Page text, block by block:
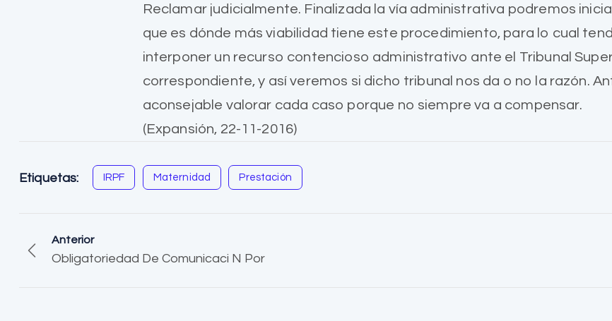
Reclamar judicialmente. Finalizada la vía administrativa podremos
que es dónde más viabilidad tiene este procedimiento, para lo cual
interponer un recurso contencioso administrativo ante el Tribunal
correspondiente, y así veremos si dicho tribunal nos da o no la razón.
aconsejable valorar cada caso porque no siempre va a compensar.
(Expansión, 22-11-2016)
Etiquetas: IRPF Maternidad Prestación
Anterior
Obligatoriedad De Comunicaci N Por